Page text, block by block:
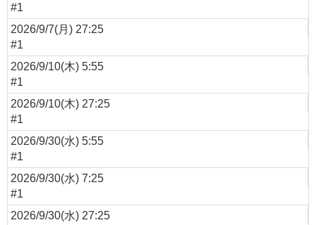
#1
2026/9/7(月) 27:25
#1
2026/9/10(木) 5:55
#1
2026/9/10(木) 27:25
#1
2026/9/30(水) 5:55
#1
2026/9/30(水) 7:25
#1
2026/9/30(水) 27:25